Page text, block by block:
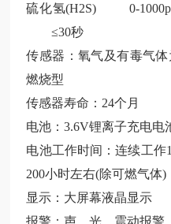
硫化氢(H2S) 0-
≤30秒
传感器：氧气及有毒气
燃烧型
传感器寿命： 24个月
电池：3.6V锂离子充电电
电池工作时间：连续工作
200小时左右(除可燃气体)
显示：大屏幕液晶显示
报警：声、光、震动报警